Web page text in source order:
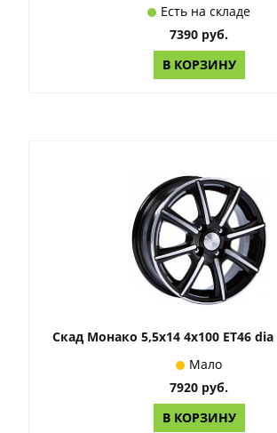
Есть на складе
7390 руб.
В КОРЗИНУ
Скад Монако 5,5x14 4x100 ET46
Мало
7920 руб.
В КОРЗИНУ